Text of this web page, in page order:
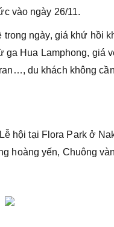
vào ngày 26/11.
ngày, giá khứ hồi
Hua Lamphong, giá
du khách không
hội tại Flora Park ở
hoàng yến, Chuông